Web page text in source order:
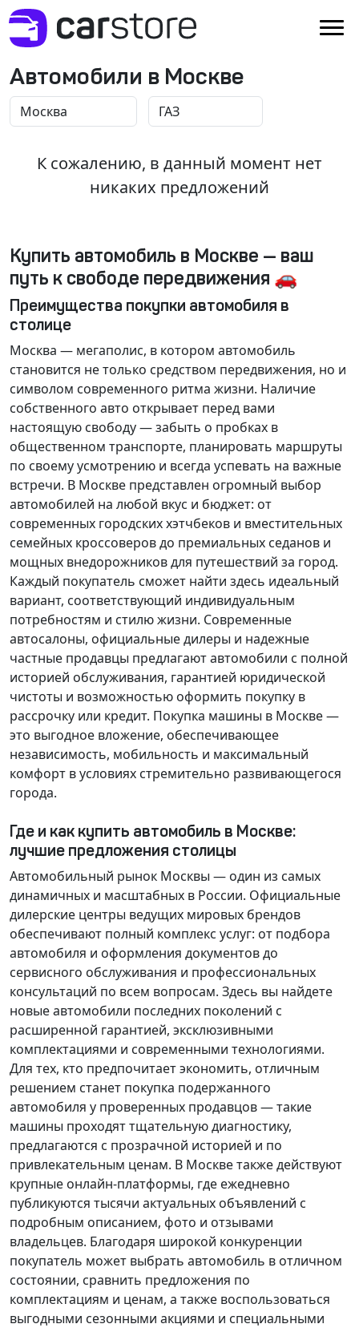
Автомобили в Москве
К сожалению, в данный момент нет
никаких предложений
Купить автомобиль в Москве — ваш
путь к свободе передвижения 🚗
Преимущества покупки автомобиля в
столице
Москва — мегаполис, в котором автомобиль
становится не только средством передвижения, но и
символом современного ритма жизни. Наличие
собственного авто открывает перед вами
настоящую свободу — забыть о пробках в
общественном транспорте, планировать маршруты
по своему усмотрению и всегда успевать на важные
встречи. В Москве представлен огромный выбор
автомобилей на любой вкус и бюджет: от
современных городских хэтчбеков и вместительных
семейных кроссоверов до премиальных седанов и
мощных внедорожников для путешествий за город.
Каждый покупатель сможет найти здесь идеальный
вариант, соответствующий индивидуальным
потребностям и стилю жизни. Современные
автосалоны, официальные дилеры и надежные
частные продавцы предлагают автомобили с полной
историей обслуживания, гарантией юридической
чистоты и возможностью оформить покупку в
рассрочку или кредит. Покупка машины в Москве —
это выгодное вложение, обеспечивающее
независимость, мобильность и максимальный
комфорт в условиях стремительно развивающегося
города.
Где и как купить автомобиль в Москве:
лучшие предложения столицы
Автомобильный рынок Москвы — один из самых
динамичных и масштабных в России. Официальные
дилерские центры ведущих мировых брендов
обеспечивают полный комплекс услуг: от подбора
автомобиля и оформления документов до
сервисного обслуживания и профессиональных
консультаций по всем вопросам. Здесь вы найдете
новые автомобили последних поколений с
расширенной гарантией, эксклюзивными
комплектациями и современными технологиями.
Для тех, кто предпочитает экономить, отличным
решением станет покупка подержанного
автомобиля у проверенных продавцов — такие
машины проходят тщательную диагностику,
предлагаются с прозрачной историей и по
привлекательным ценам. В Москве также действуют
крупные онлайн-платформы, где ежедневно
публикуются тысячи актуальных объявлений с
подробным описанием, фото и отзывами
владельцев. Благодаря широкой конкуренции
покупатель может выбрать автомобиль в отличном
состоянии, сравнить предложения по
комплектациям и ценам, а также воспользоваться
выгодными сезонными акциями и специальными